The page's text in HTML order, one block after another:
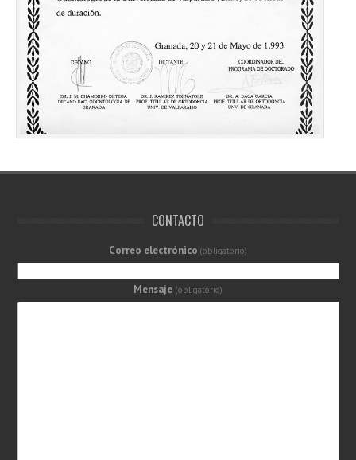
CONTACTO
Correo electrónico (obligatorio)
Mensaje (obligatorio)